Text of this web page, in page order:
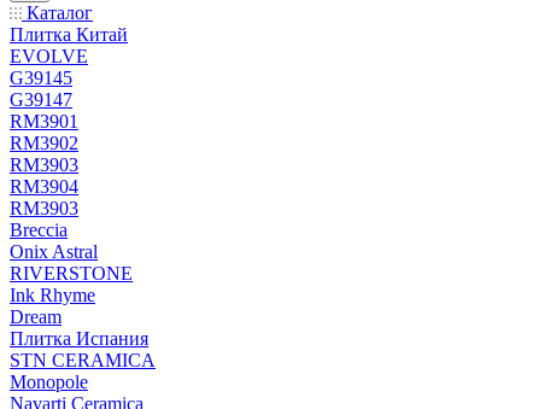
Каталог
Плитка Китай
EVOLVE
G39145
G39147
RM3901
RM3902
RM3903
RM3904
RM3903
Breccia
Onix Astral
RIVERSTONE
Ink Rhyme
Dream
Плитка Испания
STN CERAMICA
Monopole
Navarti Ceramica